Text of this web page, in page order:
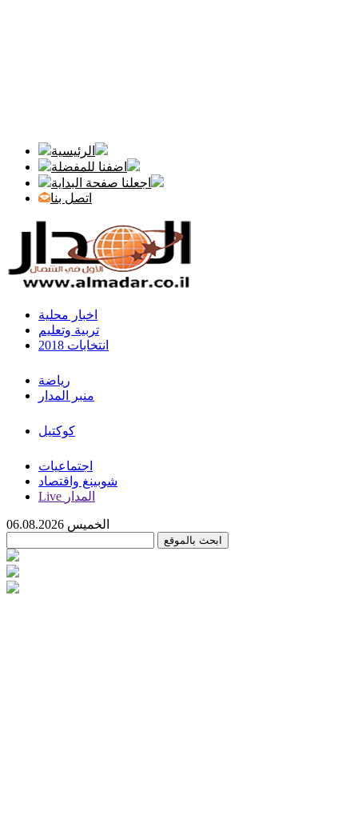
الرئيسية
اضفنا للمفضلة
اجعلنا صفحة البداية
اتصل بنا
اخبار محلية
تربية وتعليم
انتخابات 2018
رياضة
منبر المدار
كوكتيل
اجتماعيات
شوبينغ واقتصاد
Live المدار